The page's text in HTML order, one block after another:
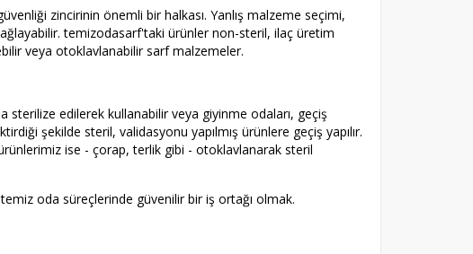
zincirinin önemli bir halkası. Yanlış malzeme seçimi,
temizodasarf'taki ürünler non-steril, ilaç üretim
veya otoklavlanabilir sarf malzemeler.
edilerek kullanabilir veya giyinme odaları, geçiş
şekilde steril, validasyonu yapılmış ürünlere geçiş yapılır.
ise - çorap, terlik gibi - otoklavlanarak steril
oda süreçlerinde güvenilir bir iş ortağı olmak.